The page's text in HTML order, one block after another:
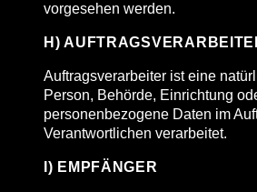
vorgesehen werden.
H)
Auftragsverarbeiter ist eine
Person, Behörde, Einrichtung
personenbezogene Daten im
Verantwortlichen verarbeitet.
I) EMPFÄNGER